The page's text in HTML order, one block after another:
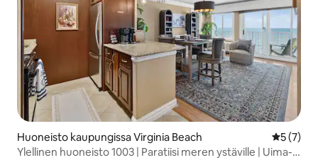
Huoneisto kaupungissa Virginia Beach
5 (7)
Ylellinen huoneisto 1003 | Paratiisi meren ystäville | Uima-